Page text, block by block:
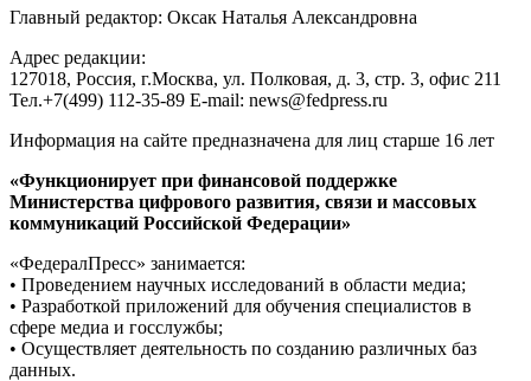
Главный редактор: Оксак Наталья Александровна
Адрес редакции:
127018, Россия, г.Москва, ул. Полковая, д. 3, стр. 3, офис 211
Тел.+7(499) 112-35-89 E-mail: news@fedpress.ru
Информация на сайте предназначена для лиц старше 16 лет
«Функционирует при финансовой поддержке
Министерства цифрового развития, связи и массовых
коммуникаций Российской Федерации»
«ФедералПресс» занимается:
• Проведением научных исследований в области медиа;
• Разработкой приложений для обучения специалистов в
сфере медиа и госслужбы;
• Осуществляет деятельность по созданию различных баз
данных.